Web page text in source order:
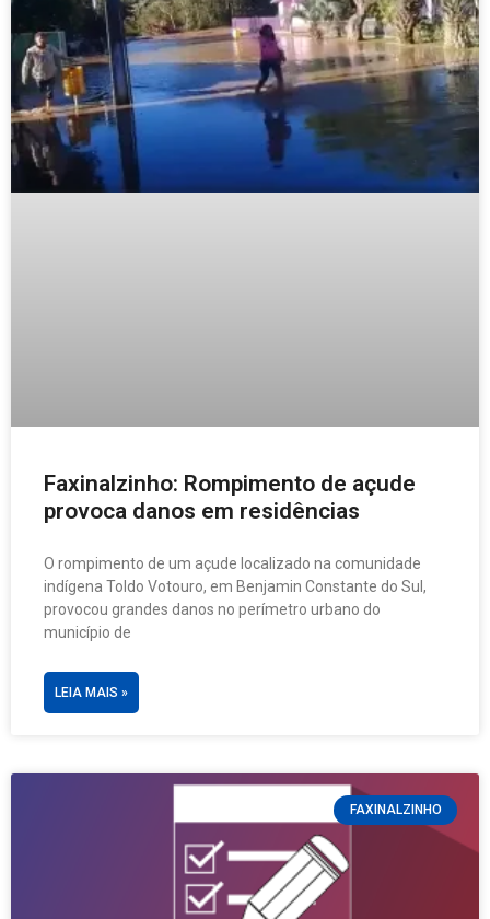
Faxinalzinho: Rompimento de açude
provoca danos em residências
O rompimento de um açude localizado na comunidade
indígena Toldo Votouro, em Benjamin Constante do Sul,
provocou grandes danos no perímetro urbano do
município de
LEIA MAIS »
FAXINALZINHO